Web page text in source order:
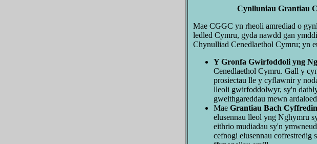
Cynlluniau Grantiau
Mae CGGC yn rheoli amrediad o
ledled Cymru, gyda nawdd gan
Chynulliad Cenedlaethol Cymru; yn
Y Gronfa Gwirfoddoli yng
Cenedlaethol Cymru. Gall y
prosiectau lle y cyflawnir y
lleoli gwirfoddolwyr, sy'n
gweithgareddau mewn
Mae Grantiau Bach
elusennau lleol yng Nghymru
eithrio mudiadau sy'n
cefnogi elusennau cofrestredig